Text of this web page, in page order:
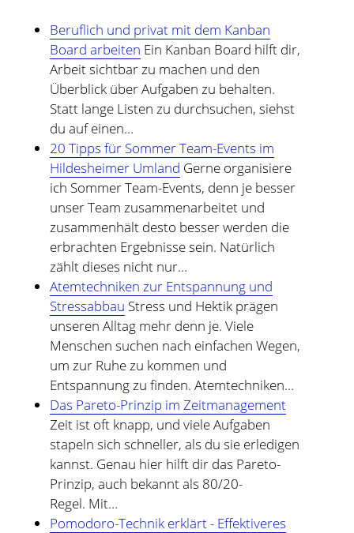
Beruflich und privat mit dem Kanban
Board arbeiten Ein Kanban Board hilft dir,
Arbeit sichtbar zu machen und den
Überblick über Aufgaben zu behalten.
Statt lange Listen zu durchsuchen, siehst
du auf einen…
20 Tipps für Sommer Team-Events im
Hildesheimer Umland Gerne organisiere
ich Sommer Team-Events, denn je besser
unser Team zusammenarbeitet und
zusammenhält desto besser werden die
erbrachten Ergebnisse sein. Natürlich
zählt dieses nicht nur…
Atemtechniken zur Entspannung und
Stressabbau Stress und Hektik prägen
unseren Alltag mehr denn je. Viele
Menschen suchen nach einfachen Wegen,
um zur Ruhe zu kommen und
Entspannung zu finden. Atemtechniken…
Das Pareto-Prinzip im Zeitmanagement
Zeit ist oft knapp, und viele Aufgaben
stapeln sich schneller, als du sie erledigen
kannst. Genau hier hilft dir das Pareto-
Prinzip, auch bekannt als 80/20-
Regel. Mit…
Pomodoro-Technik erklärt - Effektiveres